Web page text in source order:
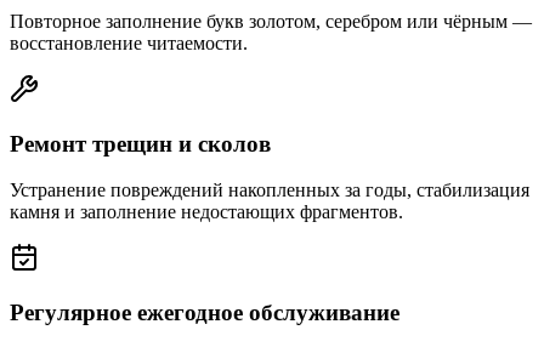
Повторное заполнение букв золотом, серебром или чёрным —
восстановление читаемости.
Ремонт трещин и сколов
Устранение повреждений накопленных за годы, стабилизация
камня и заполнение недостающих фрагментов.
Регулярное ежегодное обслуживание